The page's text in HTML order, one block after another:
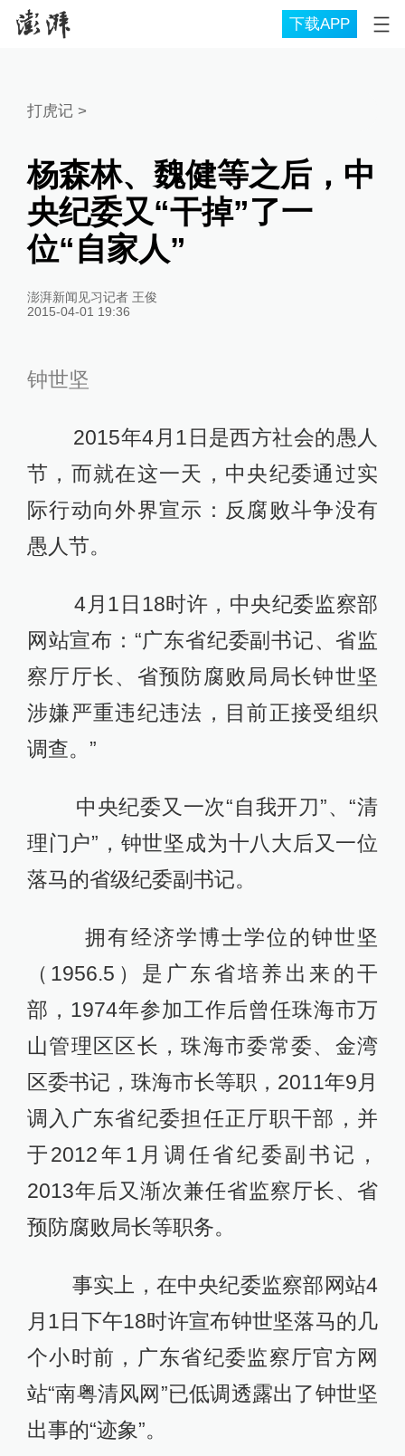
下载APP
打虎记>
杨森林、魏健等之后，中
央纪委又“干掉”了一
位“自家人”
澎湃新闻见习记者 王俊
2015-04-01 19:36
钟世坚
2015年4月1日是西方社会的愚人
节，而就在这一天，中央纪委通过实
际行动向外界宣示：反腐败斗争没有
愚人节。
4月1日18时许，中央纪委监察部
网站宣布：“广东省纪委副书记、省监
察厅厅长、省预防腐败局局长钟世坚
涉嫌严重违纪违法，目前正接受组织
调查。”
中央纪委又一次“自我开刀”、“清
理门户”，钟世坚成为十八大后又一位
落马的省级纪委副书记。
拥有经济学博士学位的钟世坚
（1956.5）是广东省培养出来的干
部，1974年参加工作后曾任珠海市万
山管理区区长，珠海市委常委、金湾
区委书记，珠海市长等职，2011年9月
调入广东省纪委担任正厅职干部，并
于2012年1月调任省纪委副书记，
2013年后又渐次兼任省监察厅长、省
预防腐败局长等职务。
事实上，在中央纪委监察部网站4
月1日下午18时许宣布钟世坚落马的几
个小时前，广东省纪委监察厅官方网
站“南粤清风网”已低调透露出了钟世坚
出事的“迹象”。